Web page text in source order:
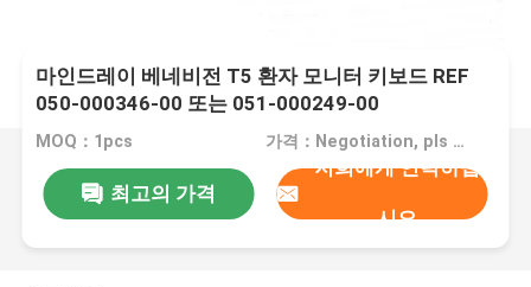
마인드레이 베네비전 T5 환자 모니터 키보드 REF
050-000346-00 또는 051-000249-00
MOQ：1pcs 가격：Negotiation, pls contact me
최고의 가격
저희에게 연락하십
시오